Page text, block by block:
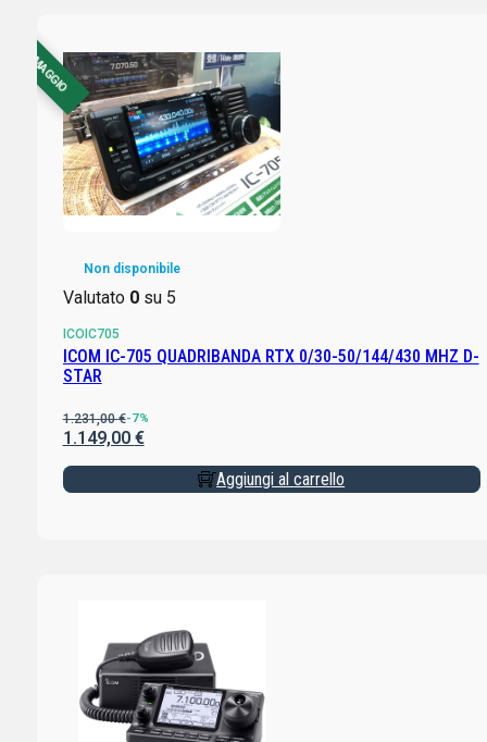
CON OMAGGIO
Non disponibile
Valutato 0su 5
ICOIC705
ICOM IC-705 QUADRIBANDA RTX 0/30-50/144/430 MHZ D-
STAR
1.231,00€-7%
1.149,00 €
Aggiungi al carrello